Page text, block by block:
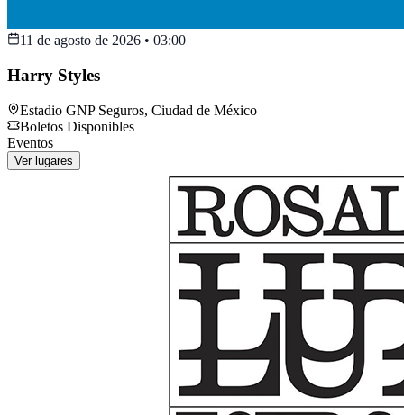
11 de agosto de 2026 • 03:00
Harry Styles
Estadio GNP Seguros, Ciudad de México
Boletos Disponibles
Eventos
Ver lugares